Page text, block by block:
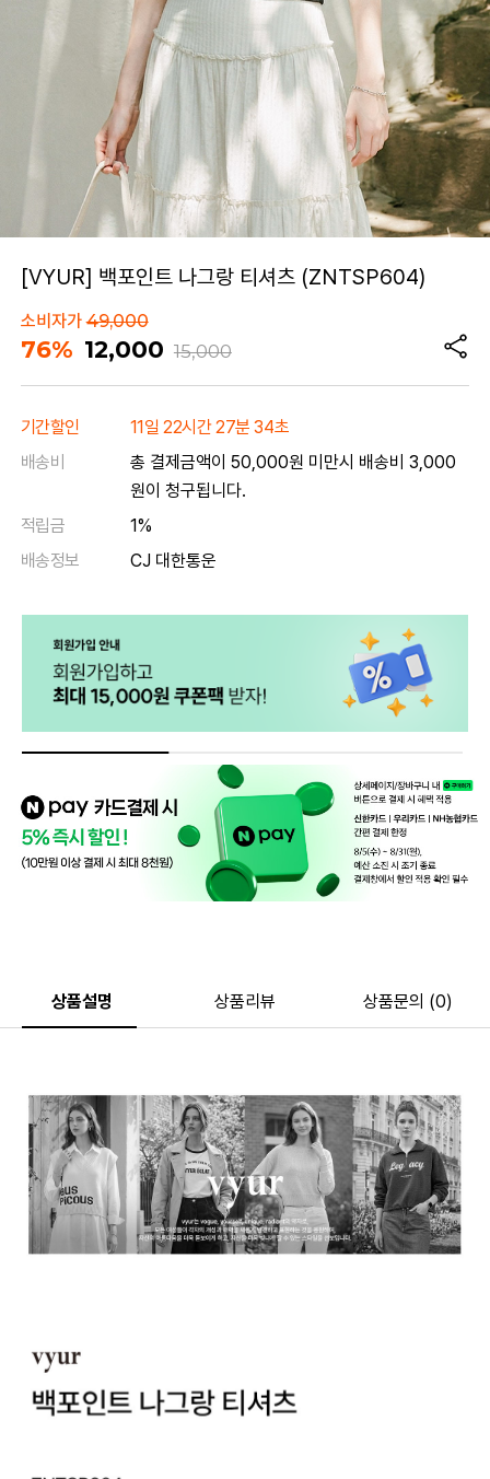
[VYUR] 백포인트 나그랑 티셔츠 (ZNTSP604)
소비자가49,000
76% 12,000 15,000
기간할인
11일 22시간 27분 34초
배송비
총 결제금액이 50,000원 미만시 배송비 3,000
원이 청구됩니다.
적립금
1%
배송정보
CJ 대한통운
상품설명 상품리뷰 상품문의 (0)